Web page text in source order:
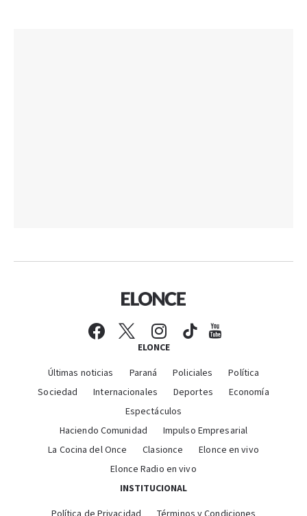
ELONCE
Últimas noticias Paraná Policiales
Política
Sociedad
Internacionales Deportes
Economía
Espectáculos
Haciendo Comunidad
Impulso Empresarial
La Cocina del Once
Clasionce
Elonce en vivo
Elonce Radio en vivo
INSTITUCIONAL